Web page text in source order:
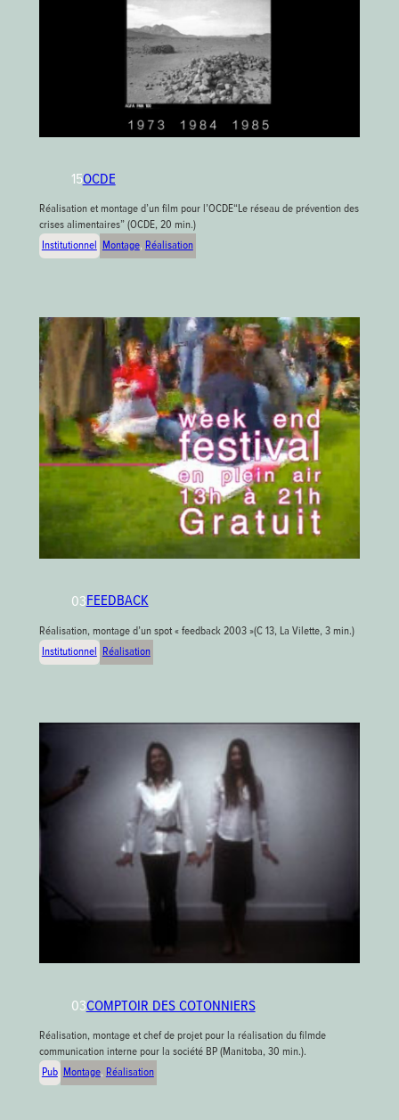
15OCDE
Réalisation et montage d’un film pour l’OCDE“Le réseau de prévention des
crises alimentaires” (OCDE, 20 min.)
Institutionnel
Montage, Réalisation
03FEEDBACK
Réalisation, montage d’un spot « feedback 2003 »(C 13, La Vilette, 3 min.)
Institutionnel
Réalisation
03COMPTOIR DES COTONNIERS
Réalisation, montage et chef de projet pour la réalisation du filmde
communication interne pour la société BP (Manitoba, 30 min.).
Pub
Montage, Réalisation